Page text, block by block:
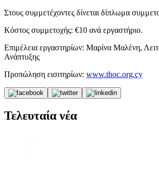
Στους συμμετέχοντες δίνεται δίπλωμα
Κόστος συμμετοχής: €10 ανά εργαστήριο.
Επιμέλεια εργαστηρίων: Μαρίνα Μαλένη,
Ανάπτυξης
Προπώληση εισιτηρίων: www.thoc.org.cy
Τελευταία νέα